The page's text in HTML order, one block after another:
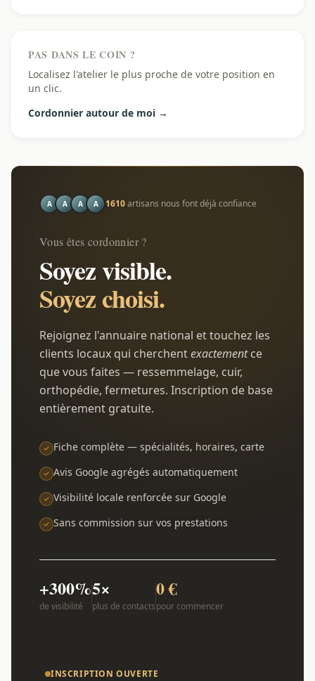
PAS DANS LE COIN ?
Localisez l'atelier le plus proche de votre position en
un clic.
Cordonnier autour de moi →
A A A A 1610artisans nous font déjà confiance
Vous êtes cordonnier ?
Soyez visible.
Soyez choisi.
Rejoignez l'annuaire national et touchez les
clients locaux qui cherchentexactementce
que vous faites — ressemmelage, cuir,
orthopédie, fermetures. Inscription de base
entièrement gratuite.
Fiche complète — spécialités, horaires, carte
Avis Google agrégés automatiquement
Visibilité locale renforcée sur Google
Sans commission sur vos prestations
+300%
de visibilité
5×
plus de contacts
0 €
pour commencer
INSCRIPTION OUVERTE